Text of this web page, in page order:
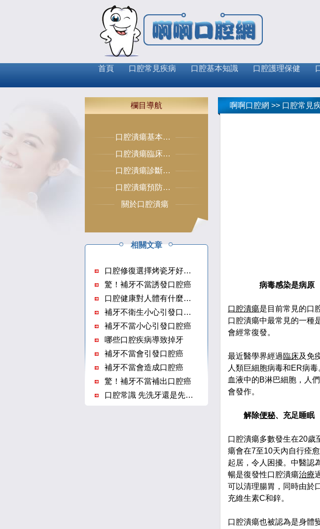
首頁 口腔常見疾病 口腔基本知識 口腔護理保健
啊啊口腔網 >> 口腔常見
病毒感染是病原
口腔潰瘍是目前常見的口
口腔潰瘍中最常見的一種
會經常復發。
最近醫學界經過臨床及免
人類巨細胞病毒和ER病
血液中的B淋巴細胞，人
會發作。
解除便秘、充足睡眠
口腔潰瘍多數發生在20歲
瘍會在7至10天內自行痊
起居，令人困擾。中醫認
暢是復發性口腔潰瘍治療
可以清理腸胃，同時由於
充維生素C和鋅。
口腔潰瘍也被認為是身體
欄目導航
口腔潰瘍基本常識
口腔潰瘍臨床症狀
口腔潰瘍診斷治療
口腔潰瘍預防保健
關於口腔潰瘍
相關文章
口腔修復選擇烤瓷牙好嗎？
驚！補牙不當誘發口腔癌
口腔健康對人體有什麼影響
補牙不衛生小心引發口腔癌
補牙不當小心引發口腔癌
哪些口腔疾病導致掉牙
補牙不當會引發口腔癌
補牙不當會造成口腔癌
驚！補牙不當補出口腔癌
口腔常識 先洗牙還是先補牙